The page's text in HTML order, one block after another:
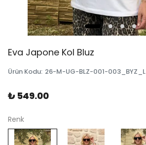
Eva Japone Kol Bluz
Ürün Kodu: 26-M-UG-BLZ-001-003_BYZ_L
₺ 549.00
Renk